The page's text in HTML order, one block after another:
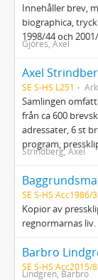
Innehåller brev,
biographica,
1998/44 och
Gjöres, Axel
Axel
SE S-HS L251
Samlingen
från ca 600
adressater, 6 st
program,
Strindberg, Axel
SE S-HS Acc1986/
Kopior av
regnormarnas liv.
Barbro
SE S-HS Acc2015/
Lindgren, Barbro